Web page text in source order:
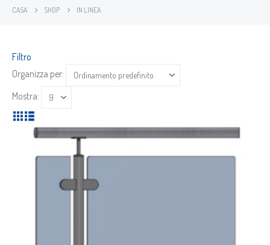
CASA SHOP IN LINEA
Filtro
Organizza per:
Mostra: